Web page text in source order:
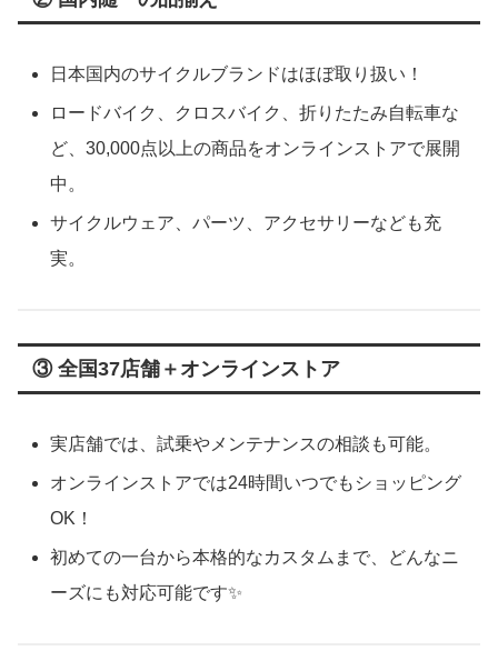
日本国内のサイクルブランドはほぼ取り扱い！
ロードバイク、クロスバイク、折りたたみ自転車な
ど、30,000点以上の商品をオンラインストアで展開
中。
サイクルウェア、パーツ、アクセサリーなども充
実。
③ 全国37店舗＋オンラインストア
実店舗では、試乗やメンテナンスの相談も可能。
オンラインストアでは24時間いつでもショッピング
OK！
初めての一台から本格的なカスタムまで、どんなニ
ーズにも対応可能です✨